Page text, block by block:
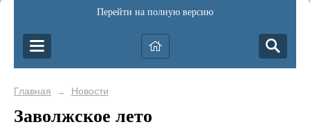
Перейти на полную версию
Главная → Новости
Заволжское лето